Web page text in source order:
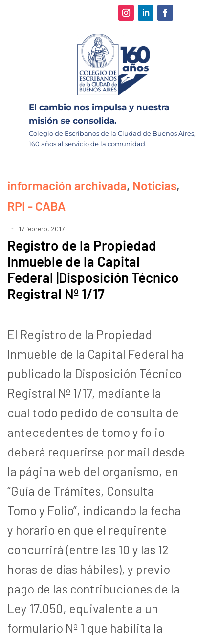
El cambio nos impulsa y nuestra
misión se consolida.
Colegio de Escribanos de la Ciudad de Buenos Aires,
160 años al servicio de la comunidad.
información archivada, Noticias,
RPI - CABA
17 febrero, 2017
Registro de la Propiedad
Inmueble de la Capital
Federal |Disposición Técnico
Registral Nº 1/17
El Registro de la Propiedad
Inmueble de la Capital Federal ha
publicado la Disposición Técnico
Registral Nº 1/17, mediante la
cual todo pedido de consulta de
antecedentes de tomo y folio
deberá requerirse por mail desde
la página web del organismo, en
“Guía de Trámites, Consulta
Tomo y Folio”, indicando la fecha
y horario en que el requirente
concurrirá (entre las 10 y las 12
horas de días hábiles), y previo
pago de las contribuciones de la
Ley 17.050, equivalente a un
formulario Nº 1 que habilita la